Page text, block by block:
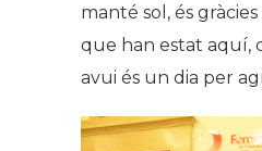
manté sol, és
que han estat aquí,
avui és un dia per